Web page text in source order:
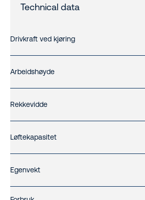
Technical data
Drivkraft ved kjøring
Arbeidshøyde
Rekkevidde
Løftekapasitet
Egenvekt